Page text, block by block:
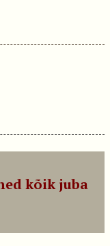
kõik juba